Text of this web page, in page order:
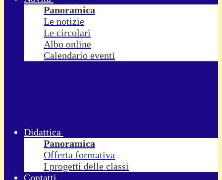
Panoramica
Le notizie
Le circolari
Albo online
Calendario eventi
Didattica
Panoramica
Offerta formativa
I progetti delle classi
Contatti